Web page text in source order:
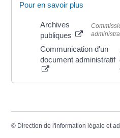
Pour en savoir plus
Archives
publiques
Communication d'un
document administratif
© Direction de l'information légale et